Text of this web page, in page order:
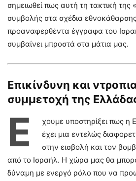
σημειωθεί πως αυτή τη τακτική της
συμβολής στα σχέδια
προαναφερθέντα έγγραφα του
συμβαίνει μπροστά στα μάτια μας.
Επικίνδυνη και
συμμετοχή της
Έ
χουμε υποστηρίξει πως η
έχει μια εντελώς
στην εισβολή και τον
από το Ισραήλ. Η χώρα μας θα
δύναμη με ενεργό ρόλο που να